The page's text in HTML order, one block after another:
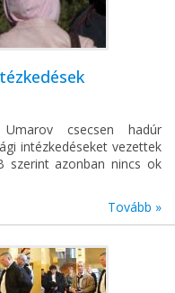
csecsen hadúr
intézkedéseket vezettek
szerint azonban nincs ok
Tovább »